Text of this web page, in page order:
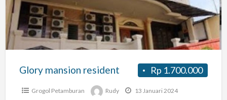
Rp 1.700.000
Glory mansion resident
Grogol Petamburan Rudy 13 Januari 2024